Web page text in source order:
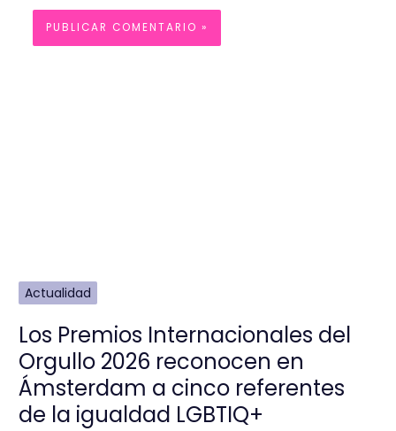
Actualidad
Los Premios Internacionales del
Orgullo 2026 reconocen en
Ámsterdam a cinco referentes
de la igualdad LGBTIQ+